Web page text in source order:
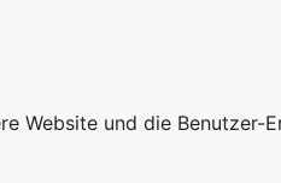
Website und die Benutzer-